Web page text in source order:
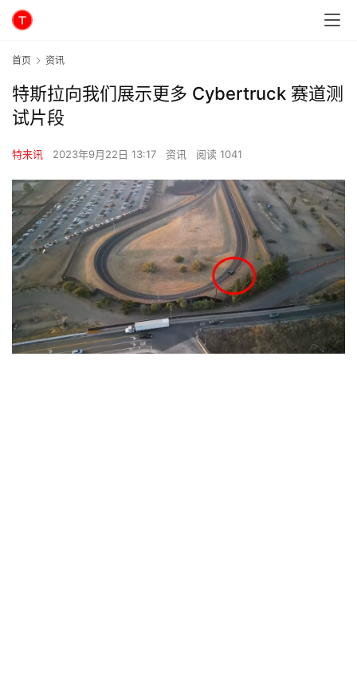
首页 资讯
特斯拉向我们展示更多 Cybertruck 赛道测
试片段
特来讯 2023年9月22日 13:17 资讯 阅读 1041